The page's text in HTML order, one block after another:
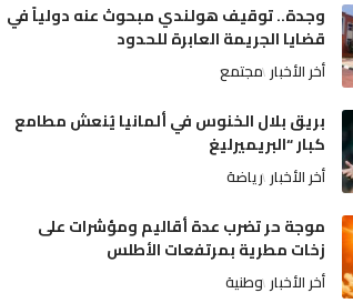
وجدة.. توقيف هولندي مبحوث عنه دولياً في
قضايا الجريمة العابرة للحدود
أخر الأخبار مجتمع
بريق بلال الخنوس في ألمانيا يُنعش مطامع
كبار “البريميرليغ
أخر الأخبار رياضة
موجة حر تضرب عدة أقاليم ومؤشرات على
زخات مطرية بمرتفعات الأطلس
أخر الأخبار وطنية